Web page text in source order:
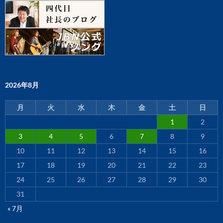
2026年8月
月 火 水 木 金 土
日
1
2
3
4 5 6 7 8
9
10
11 12 13 14 15
16
17
18 19 20 21 22
23
24
25 26 27 28 29
30
31
« 7月